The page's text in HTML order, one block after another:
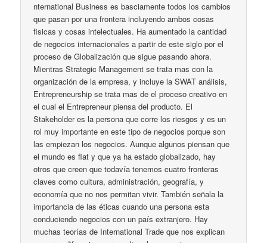
nternational Business es basciamente todos los cambios
que pasan por una frontera incluyendo ambos cosas
fisicas y cosas intelectuales. Ha aumentado la cantidad
de negocios internacionales a partir de este siglo por el
proceso de Globalización que sigue pasando ahora.
Mientras Strategic Management se trata mas con la
organización de la empresa, y incluye la SWAT análisis,
Entrepreneurship se trata mas de el proceso creativo en
el cual el Entrepreneur piensa del producto. El
Stakeholder es la persona que corre los riesgos y es un
rol muy importante en este tipo de negocios porque son
las empiezan los negocios. Aunque algunos piensan que
el mundo es flat y que ya ha estado globalizado, hay
otros que creen que todavía tenemos cuatro fronteras
claves como cultura, administración, geografía, y
economía que no nos permitan vivir. También señala la
importancia de las éticas cuando una persona esta
conduciendo negocios con un país extranjero. Hay
muchas teorías de International Trade que nos explican